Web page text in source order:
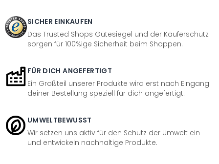
SICHER EINKAUFEN
Das Trusted Shops Gütesiegel und der Käuferschutz
sorgen für 100%ige Sicherheit beim Shoppen.
FÜR DICH ANGEFERTIGT
Ein Großteil unserer Produkte wird erst nach Eingang
deiner Bestellung speziell für dich angefertigt.
UMWELTBEWUSST
Wir setzen uns aktiv für den Schutz der Umwelt ein
und entwickeln nachhaltige Produkte.